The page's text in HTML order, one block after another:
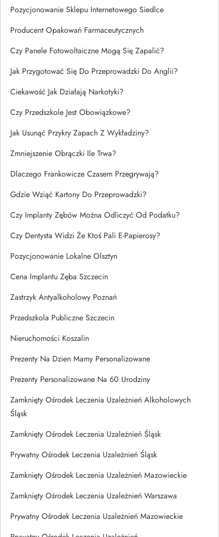
Pozycjonowanie Sklepu Internetowego Siedlce
Producent Opakowań Farmaceutycznych
Czy Panele Fotowoltaiczne Mogą Się Zapalić?
Jak Przygotować Się Do Przeprowadzki Do Anglii?
Ciekawość Jak Działają Narkotyki?
Czy Przedszkole Jest Obowiązkowe?
Jak Usunąć Przykry Zapach Z Wykładziny?
Zmniejszenie Obrączki Ile Trwa?
Dlaczego Frankowicze Czasem Przegrywają?
Gdzie Wziąć Kartony Do Przeprowadzki?
Czy Implanty Zębów Można Odliczyć Od Podatku?
Czy Dentysta Widzi Że Ktoś Pali E-Papierosy?
Pozycjonowanie Lokalne Olsztyn
Cena Implantu Zęba Szczecin
Zastrzyk Antyalkoholowy Poznań
Przedszkola Publiczne Szczecin
Nieruchomości Koszalin
Prezenty Na Dzien Mamy Personalizowane
Prezenty Personalizowane Na 60 Urodziny
Zamknięty Ośrodek Leczenia Uzależnień Alkoholowych
Śląsk
Zamknięty Ośrodek Leczenia Uzależnień Śląsk
Prywatny Ośrodek Leczenia Uzależnień Śląsk
Zamknięty Ośrodek Leczenia Uzależnień Mazowieckie
Zamknięty Ośrodek Leczenia Uzależnień Warszawa
Prywatny Ośrodek Leczenia Uzależnień Mazowieckie